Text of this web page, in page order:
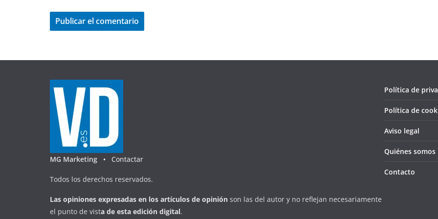
MG Marketing • Contactar
Todos los derechos reservados.
Las opiniones expresadas en los artículos de opinión son las del autor y no reflejan necesariamente
el punto de vista de esta edición digital.
Política de
Política de
Aviso legal
Quiénes somos
Contacto